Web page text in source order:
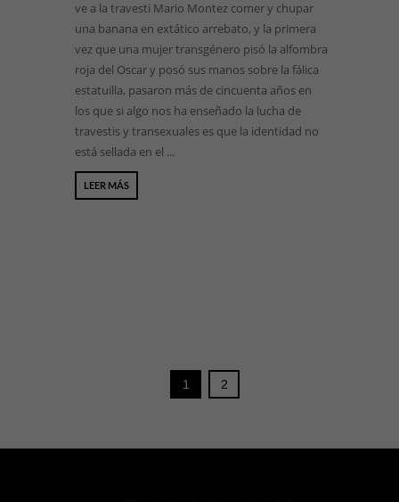
ve a la travesti Mario Montez comer y chupar
una banana en extático arrebato, y la primera
vez que una mujer transgénero pisó la alfombra
roja del Oscar y posó sus manos sobre la fálica
estatuilla, pasaron más de cincuenta años en
los que si algo nos ha enseñado la lucha de
travestis y transexuales es que la identidad no
está sellada en el ...
LEER MÁS
1 2